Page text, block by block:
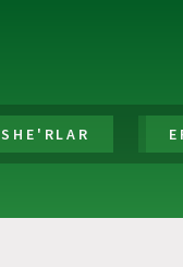
SHE'RLAR